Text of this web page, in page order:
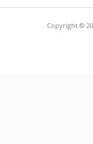
Copyright ©